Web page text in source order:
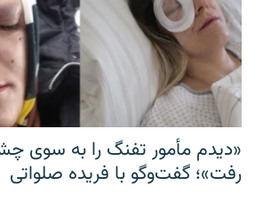
«دیدم مأمور تفنگ را به سوی
رفت»؛ گفت‌و‌گو با فریده صلواتی